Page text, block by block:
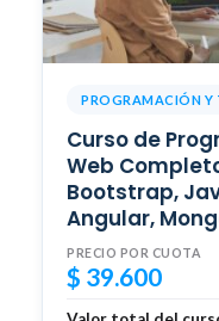
PROGRAMACIÓN Y
Curso de
Web
Bootstrap,
Angular,
PRECIO POR CUOTA
$ 39.600